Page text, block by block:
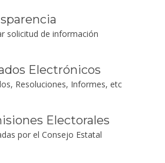
solicitud de información
Electrónicos
Resoluciones, Informes, etc
Electorales
por el Consejo Estatal